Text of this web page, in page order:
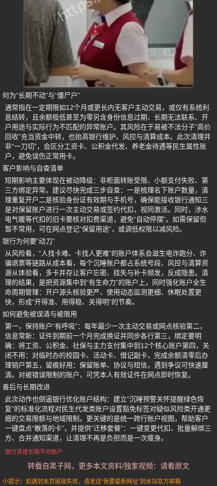
何为“长期不动”与“僵尸户”
通常指在一定期限如12个月或更长内无客户主动交易，或仅有系统利
息结转，且余额极低甚至为零另含身份信息过期、长期无法联系、开
户用途与实际行为不匹配的异常账户。其风险在于易被不法分子“高价
回收”充当资金中转，也抬高银行维护、风控与清算成本。此次清理并
非“一刀切”，会区分工资卡、公积金代发、养老金待遇等民生属性账
户，避免误伤正常用卡。
客户影响与自查清单
短期影响主要体现在被动降级：非柜面转账受限、小额支付失败、第
三方绑定异常。建议尽快完成三步自查：一是梳理名下账户数量，清
理重复开户二是核验身份证有效期与手机号，确保能接收银行通知三
是对保留账户进行一次主动交易或签约代扣，视同激活。同时，涉水
电气暖等代扣的旧卡要核对扣费渠道，避免“自动停摆”。如需保留但
暂不常用，可在网点登记“保留用途”，或调低权限以减风险。
银行为何要“动刀”
从风险看，“人找卡难、卡找人更难”的账户体系会滋生电诈跑分、诈
骗退票等链路从成本看，每个沉睡账户都占系统号段、风控与清算资
源从体验看，多卡并存让客户忘密、挂失与补卡频发，反成隐患。清
理的结果，是把资源集中到“有生命力”的账户上，同时强化账户全生
命周期管理：开户源头核验更严、使用动态监测更细、休眠处置更
快，形成“开得准、用得稳、关得明”的节奏。
如何避免被误清与被限用
第一，保持账户“有呼吸”：每年最少一次主动交易或网点核验第二，
信息常新：证件到期前一个月完成换证并同步各行第三，绑定要明
确：将工资、公积金、社保与主力支付集中到12个核心账户第四，关
闭不用：对临时办的校园卡、活动卡、借记副卡，完成余额清零后办
理销户第五，留痕好用：保留账单、协议与短信，遇到争议可快速厘
清。对被错误限制的账户，可凭本人有效证件在网点即时恢复。
善后与长期改进
此次动作也倒逼银行优化账户结构：建立“沉睡预警关怀提醒绿色恢
复”的标准化流程对民生代发类账户设置豁免标签对疑似风险类开通更
细的交易限额与地域限制。更关键的是统一跨行账户视图，帮助客户
一键盘点“散落的卡”，并提供“迁移套餐”：一键变更代扣、批量解绑三
方、合并通知渠道，让清理不再是负担而是一次瘦身。
银行清理长期不动账户
转载自黑子网，更多本文资料/独家视频：请看原文
小提示：如遇到本页链接失效，请发送“我要最新网址”到本站官方邮箱